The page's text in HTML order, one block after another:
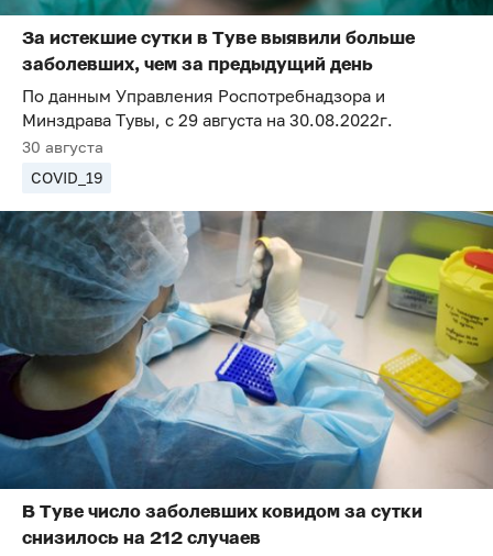
За истекшие сутки в Туве выявили больше
заболевших, чем за предыдущий день
По данным Управления Роспотребнадзора и
Минздрава Тувы, с 29 августа на 30.08.2022г.
30 августа
COVID_19
В Туве число заболевших ковидом за сутки
снизилось на 212 случаев